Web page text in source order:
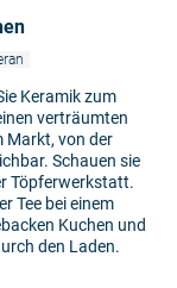
Keramik zum
verträumten
Markt, von der
Schauen sie
Töpferwerkstatt.
Tee bei einem
Kuchen und
den Laden.